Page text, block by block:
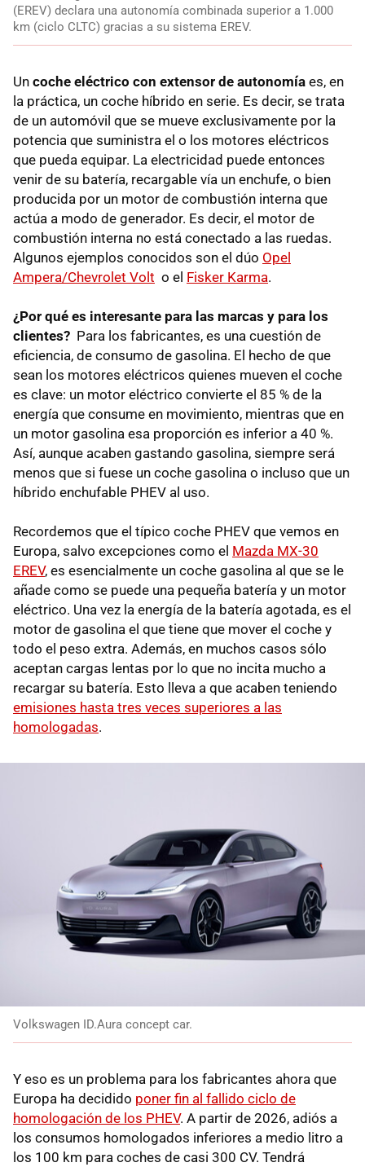
(EREV) declara una autonomía combinada superior a 1.000
km (ciclo CLTC) gracias a su sistema EREV.
Un coche eléctrico con extensor de autonomía es, en
la práctica, un coche híbrido en serie. Es decir, se trata
de un automóvil que se mueve exclusivamente por la
potencia que suministra el o los motores eléctricos
que pueda equipar. La electricidad puede entonces
venir de su batería, recargable vía un enchufe, o bien
producida por un motor de combustión interna que
actúa a modo de generador. Es decir, el motor de
combustión interna no está conectado a las ruedas.
Algunos ejemplos conocidos son el dúo Opel
Ampera/Chevrolet Volt o el Fisker Karma.
¿Por qué es interesante para las marcas y para los
clientes? Para los fabricantes, es una cuestión de
eficiencia, de consumo de gasolina. El hecho de que
sean los motores eléctricos quienes mueven el coche
es clave: un motor eléctrico convierte el 85 % de la
energía que consume en movimiento, mientras que en
un motor gasolina esa proporción es inferior a 40 %.
Así, aunque acaben gastando gasolina, siempre será
menos que si fuese un coche gasolina o incluso que un
híbrido enchufable PHEV al uso.
Recordemos que el típico coche PHEV que vemos en
Europa, salvo excepciones como el Mazda MX-30
EREV, es esencialmente un coche gasolina al que se le
añade como se puede una pequeña batería y un motor
eléctrico. Una vez la energía de la batería agotada, es el
motor de gasolina el que tiene que mover el coche y
todo el peso extra. Además, en muchos casos sólo
aceptan cargas lentas por lo que no incita mucho a
recargar su batería. Esto lleva a que acaben teniendo
emisiones hasta tres veces superiores a las
homologadas.
Volkswagen ID.Aura concept car.
Y eso es un problema para los fabricantes ahora que
Europa ha decidido poner fin al fallido ciclo de
homologación de los PHEV. A partir de 2026, adiós a
los consumos homologados inferiores a medio litro a
los 100 km para coches de casi 300 CV. Tendrá